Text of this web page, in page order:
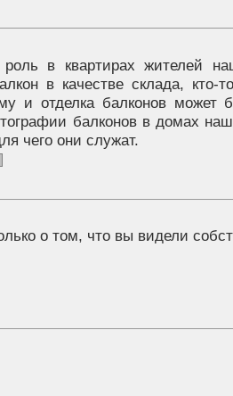
в квартирах жителей
в качестве склада, кто-
и отделка балконов может
балконов в домах
чего они служат.
о том, что вы видели